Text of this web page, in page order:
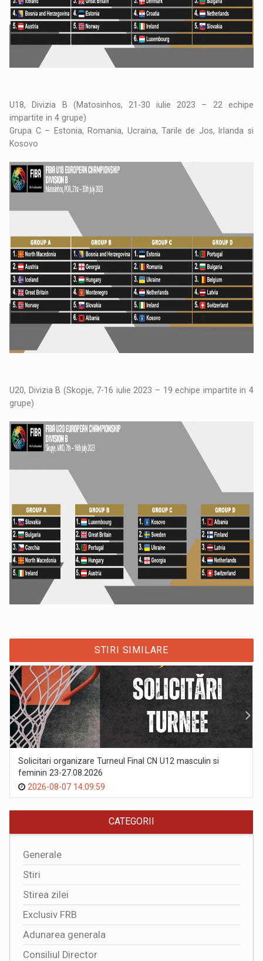
U18, Divizia B (Matosinhos, 21-30 iulie 2023 – 22 echipe
impartite in 4 grupe)
Grupa C – Estonia, Romania, Ucraina, Tarile de Jos, Irlanda si
Kosovo
U20, Divizia B (Skopje, 7-16 iulie 2023 – 19 echipe impartite in 4
grupe)
STIRI SIMILARE
Solicitari organizare Turneul Final CN U12 masculin si
feminin 23-27.08.2026
2026-08-07 14:09:59
CATEGORII
Generale
Stiri
Stirea zilei
Exclusiv FRB
Adunarea generala
Consiliul Director